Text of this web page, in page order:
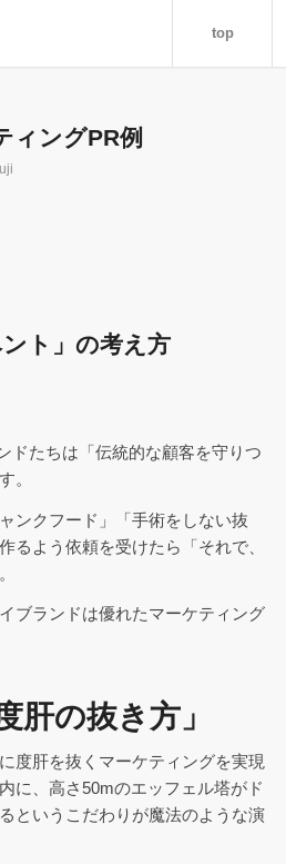
top
ィングPR例
ト」の考え方
たちは「伝統的な顧客を守りつ
。
ンクフード」「手術をしない抜
るよう依頼を受けたら「それで、
ブランドは優れたマーケティング
の抜き方」
度肝を抜くマーケティングを実現
に、高さ50mのエッフェル塔がド
というこだわりが魔法のような演